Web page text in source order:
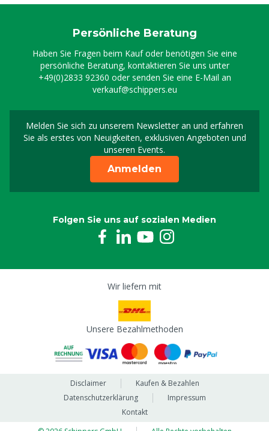
Persönliche Beratung
Haben Sie Fragen beim Kauf oder benötigen Sie eine
persönliche Beratung, kontaktieren Sie uns unter
+49(0)2833 92360 oder senden Sie eine E-Mail an
verkauf@schippers.eu
Melden Sie sich zu unserem Newsletter an und erfahren
Sie als erstes von Neuigkeiten, exklusiven Angeboten und
unseren Events.
Melden Sie sich für
Anmelden
Folgen Sie uns auf sozialen Medien
Wir liefern mit
Unsere Bezahlmethoden
Disclaimer
Kaufen & Bezahlen
Datenschutzerklärung
Impressum
Kontakt